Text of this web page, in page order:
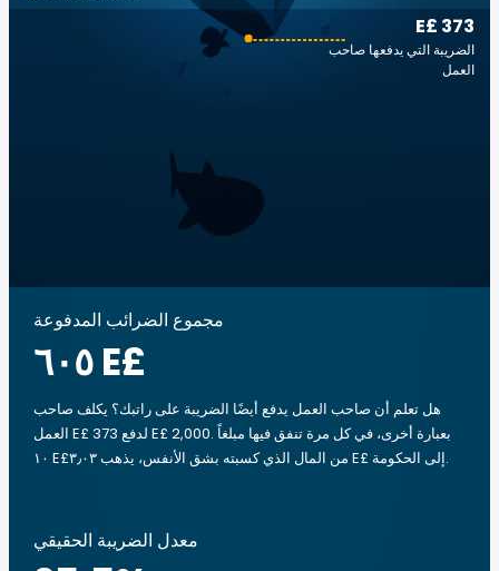
E£ 373
الضريبة التي يدفعها صاحب
العمل
مجموع الضرائب المدفوعة
‏٦٠٥ E£
هل تعلم أن صاحب العمل يدفع أيضًا الضريبة على راتبك؟ يكلف صاحب
العمل E£ 373 لدفع E£ 2,000. بعبارة أخرى، في كل مرة تنفق فيها مبلغاً
‏١٠ E£من المال الذي كسبته بشق الأنفس، يذهب ‏٣٫٠٣ E£ إلى الحكومة.
معدل الضريبة الحقيقي